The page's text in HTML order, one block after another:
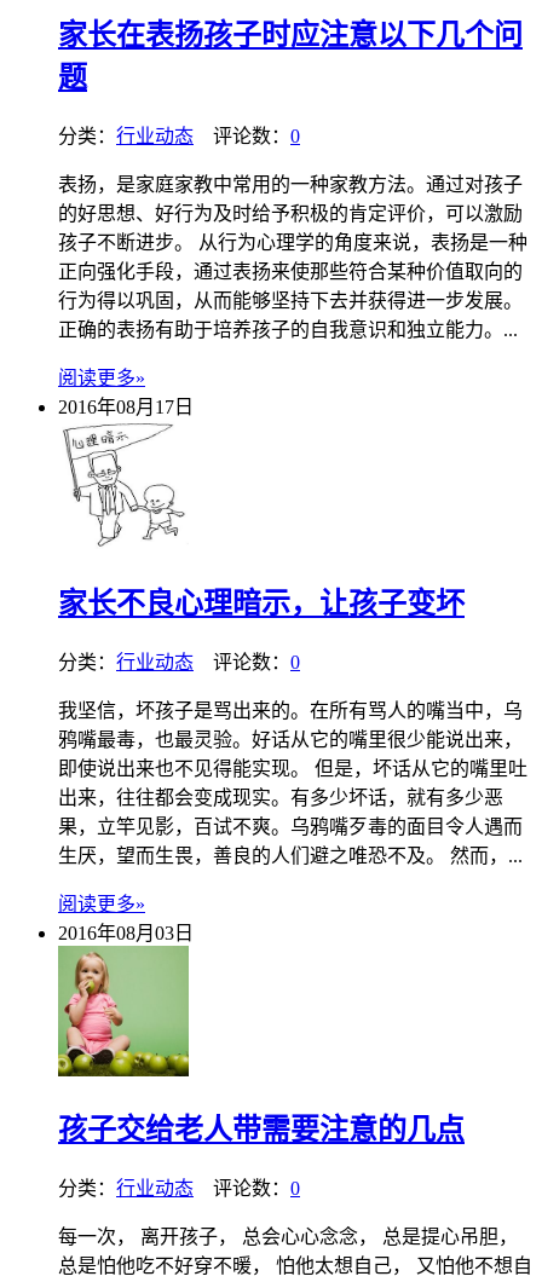
家长在表扬孩子时应注意以下几个问
题
分类： 行业动态 评论数： 0
表扬，是家庭家教中常用的一种家教方法。通过对孩子
的好思想、好行为及时给予积极的肯定评价，可以激励
孩子不断进步。 从行为心理学的角度来说，表扬是一种
正向强化手段，通过表扬来使那些符合某种价值取向的
行为得以巩固，从而能够坚持下去并获得进一步发展。
正确的表扬有助于培养孩子的自我意识和独立能力。...
阅读更多»
2016年08月17日
家长不良心理暗示，让孩子变坏
分类： 行业动态 评论数： 0
我坚信，坏孩子是骂出来的。在所有骂人的嘴当中，乌
鸦嘴最毒，也最灵验。好话从它的嘴里很少能说出来，
即使说出来也不见得能实现。 但是，坏话从它的嘴里吐
出来，往往都会变成现实。有多少坏话，就有多少恶
果，立竿见影，百试不爽。乌鸦嘴歹毒的面目令人遇而
生厌，望而生畏，善良的人们避之唯恐不及。 然而，...
阅读更多»
2016年08月03日
孩子交给老人带需要注意的几点
分类： 行业动态 评论数： 0
每一次， 离开孩子， 总会心心念念， 总是提心吊胆，
总是怕他吃不好穿不暖， 怕他太想自己， 又怕他不想自